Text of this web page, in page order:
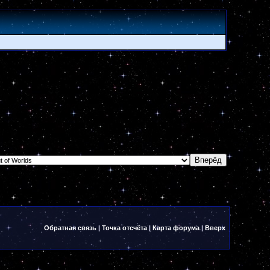
Обратная связь| Точка отсчёта| Карта форума| Вверх